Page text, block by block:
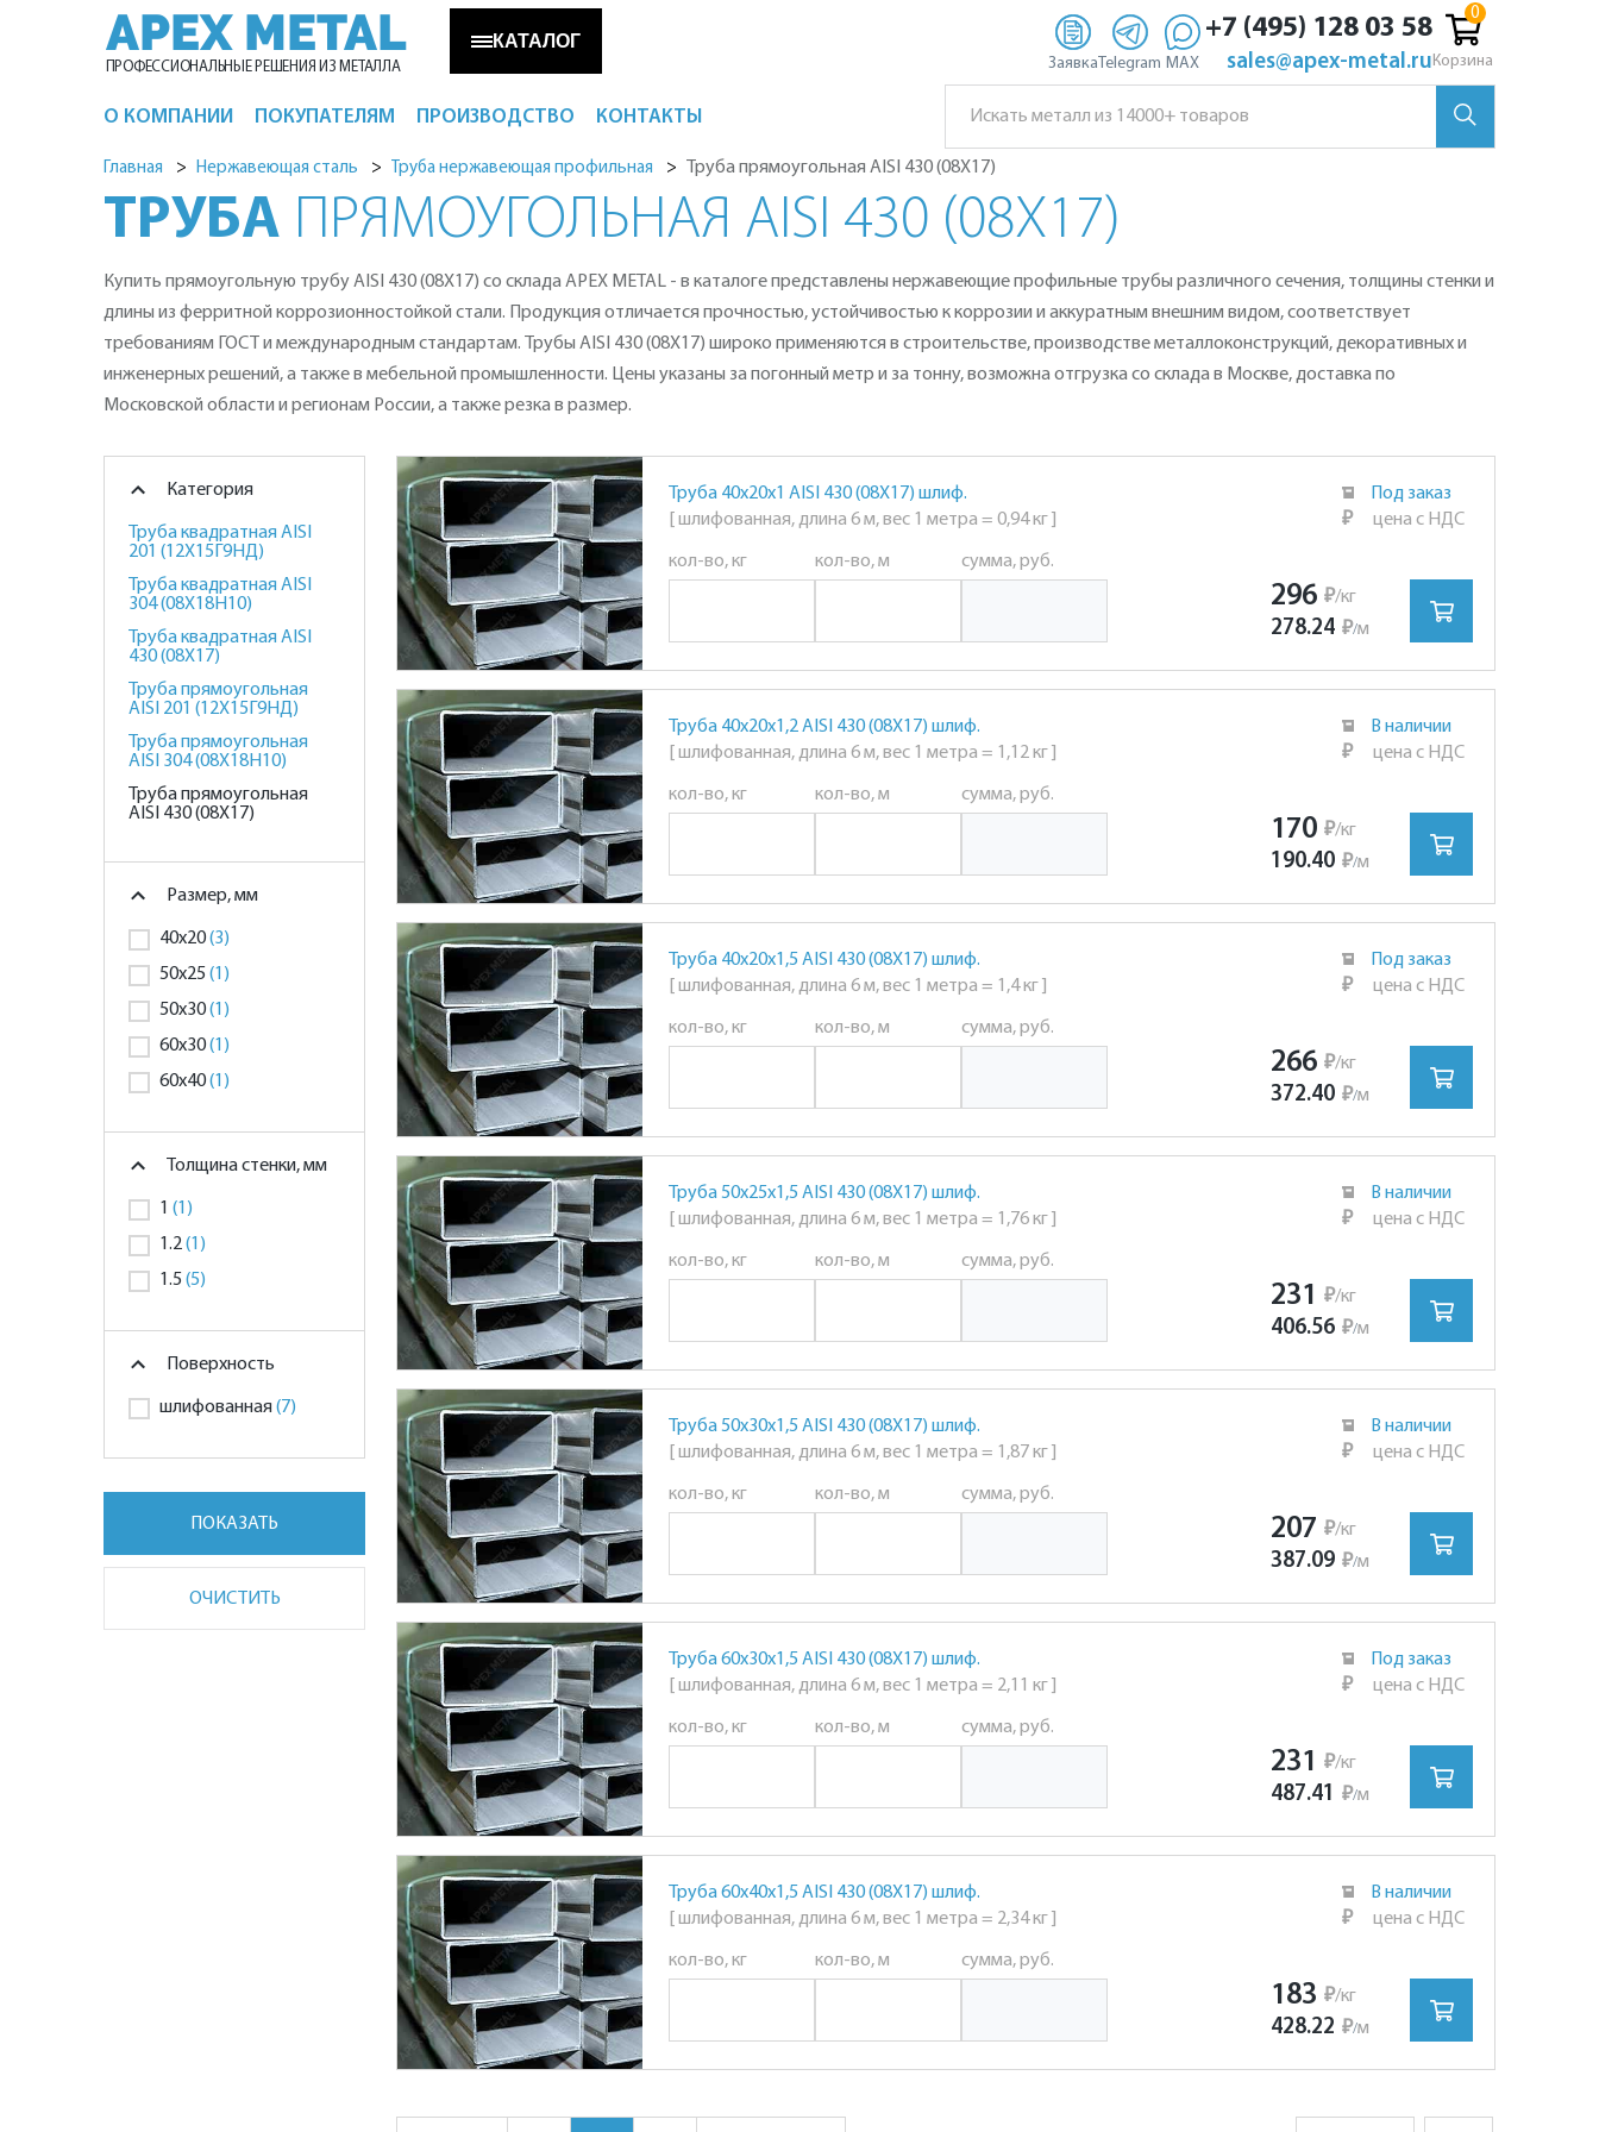
APEX METAL
ПРОФЕССИОНАЛЬНЫЕ РЕШЕНИЯ ИЗ МЕТАЛЛА
КАТАЛОГ
Заявка Telegram MAX
+7 (495) 128 03 58
sales@apex-metal.ru Корзина
О КОМПАНИИ ПОКУПАТЕЛЯМ ПРОИЗВОДСТВО КОНТАКТЫ
Металлопрокат
Нержавеющая сталь
Светильники из металла
Главная Нержавеющая сталь Труба нержавеющая профильная Труба прямоугольная AISI 430 (08Х17)
ТРУБА ПРЯМОУГОЛЬНАЯ AISI 430 (08Х17)
Купить прямоугольную трубу AISI 430 (08Х17) со склада APEX METAL - в каталоге представлены нержавеющие профильные трубы различного сечения, толщины стенки и
длины из ферритной коррозионностойкой стали. Продукция отличается прочностью, устойчивостью к коррозии и аккуратным внешним видом, соответствует
требованиям ГОСТ и международным стандартам. Трубы AISI 430 (08Х17) широко применяются в строительстве, производстве металлоконструкций, декоративных и
инженерных решений, а также в мебельной промышленности. Цены указаны за погонный метр и за тонну, возможна отгрузка со склада в Москве, доставка по
Московской области и регионам России, а также резка в размер.
Категория
Труба квадратная AISI
201 (12Х15Г9НД)
Труба квадратная AISI
304 (08Х18Н10)
Труба квадратная AISI
430 (08Х17)
Труба прямоугольная
AISI 201 (12Х15Г9НД)
Труба прямоугольная
AISI 304 (08Х18Н10)
Труба прямоугольная
AISI 430 (08Х17)
Размер, мм
40х20(3)
50х25 (1)
50х30(1)
60х30(1)
60х40(1)
Толщина стенки, мм
1 (1)
1.2(1)
1.5 (5)
Поверхность
шлифованная(7)
ПОКАЗАТЬ
ОЧИСТИТЬ
Труба 40х20х1 AISI 430 (08Х17) шлиф.
[ шлифованная, длина 6 м, вес 1 метра = 0,94 кг ]
кол-во, кг кол-во, м сумма, руб.
296 ₽/кг
278.24 ₽/м
Под заказ
₽
цена с НДС
Труба 40х20х1,2 AISI 430 (08Х17) шлиф.
[ шлифованная, длина 6 м, вес 1 метра = 1,12 кг ]
кол-во, кг кол-во, м сумма, руб.
170 ₽/кг
190.40 ₽/м
В наличии
₽
цена с НДС
Труба 40х20х1,5 AISI 430 (08Х17) шлиф.
[ шлифованная, длина 6 м, вес 1 метра = 1,4 кг ]
кол-во, кг кол-во, м сумма, руб.
266 ₽/кг
372.40 ₽/м
Под заказ
₽
цена с НДС
Труба 50х25х1,5 AISI 430 (08Х17) шлиф.
[ шлифованная, длина 6 м, вес 1 метра = 1,76 кг ]
кол-во, кг кол-во, м сумма, руб.
231 ₽/кг
406.56 ₽/м
В наличии
₽
цена с НДС
Труба 50х30х1,5 AISI 430 (08Х17) шлиф.
[ шлифованная, длина 6 м, вес 1 метра = 1,87 кг ]
кол-во, кг кол-во, м сумма, руб.
207 ₽/кг
387.09 ₽/м
В наличии
₽
цена с НДС
Труба 60х30х1,5 AISI 430 (08Х17) шлиф.
[ шлифованная, длина 6 м, вес 1 метра = 2,11 кг ]
кол-во, кг кол-во, м сумма, руб.
231 ₽/кг
487.41 ₽/м
Под заказ
₽
цена с НДС
Труба 60х40х1,5 AISI 430 (08Х17) шлиф.
[ шлифованная, длина 6 м, вес 1 метра = 2,34 кг ]
кол-во, кг кол-во, м сумма, руб.
183 ₽/кг
428.22 ₽/м
В наличии
₽
цена с НДС